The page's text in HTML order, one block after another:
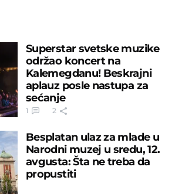
Superstar svetske muzike
održao koncert na
Kalemegdanu! Beskrajni
aplauz posle nastupa za
sećanje
1 2
Besplatan ulaz za mlade u
Narodni muzej u sredu, 12.
avgusta: Šta ne treba da
propustiti